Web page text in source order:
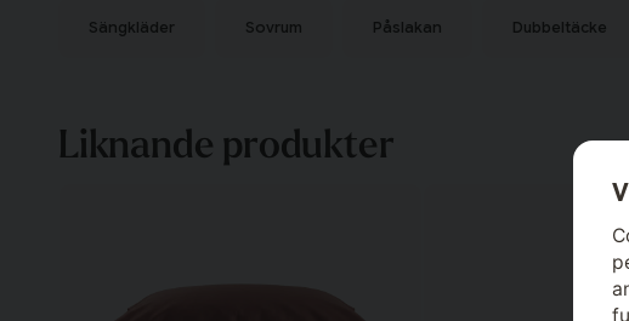
två örngott (50x60 cm).
Tyget är naturligt fuktabsorberande och andas bra, vilket gör det till
vill ha en fräsch sovupplevelse. Bambuviskos har också en naturlig
Sängkläder Sovrum Påslakan Dubbeltäcke
Liknande produkter